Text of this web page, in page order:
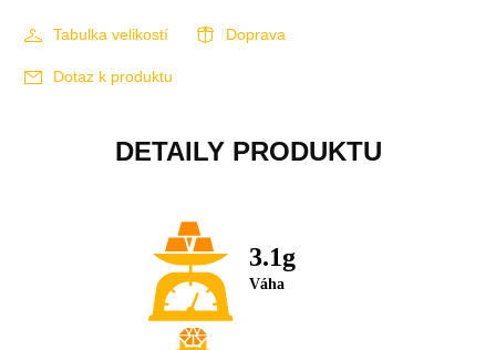
Tabulka velikostí Doprava
Dotaz k produktu
DETAILY PRODUKTU
Váha
3.1g